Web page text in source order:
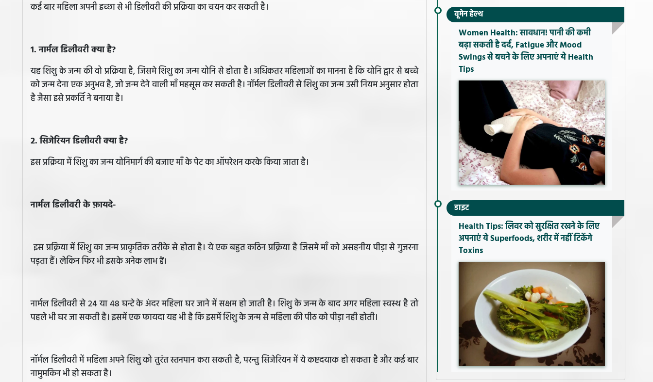
कई बार महिला अपनी इच्छा से भी डिलीवरी की प्रक्रिया का चयन कर सकती है।
1. नार्मल डिलीवरी क्या है?
यह शिशु के जन्म की वो प्रक्रिया है, जिसमे शिशु का जन्म योनि से होता है। अधिकतर महिलाओं का मानना है कि योनि द्वार से बच्चे
को जन्म देना एक अनुभव है, जो जन्म देने वाली माँ महसूस कर सकती है। नॉर्मल डिलीवरी से शिशु का जन्म उसी नियम अनुसार होता
है जैसा इसे प्रकर्ति ने बनाया है।
2. सिजेरियन डिलीवरी क्या है?
इस प्रक्रिया में शिशु का जन्म योनिमार्ग की बजाए माँ के पेट का ऑपरेशन करके किया जाता है।
नार्मल डिलीवरी के फ़ायदे-
इस प्रक्रिया में शिशु का जन्म प्राकृतिक तरीके से होता है। ये एक बहुत कठिन प्रक्रिया है जिसमे माँ को असहनीय पीड़ा से गुजरना
पड़ता हैं। लेकिन फिर भी इसके अनेक लाभहैं।
नार्मल डिलीवरी से 24 या 48 घन्टे के अंदर महिला घर जाने में सक्षम हो जाती है। शिशु के जन्म के बाद अगर महिला स्वस्थ है तो
पहले भी घर जा सकती है। इसमें एक फायदा यह भी है कि इसमें शिशु के जन्म से महिला की पीठ को पीड़ा नही होती।
नॉर्मल डिलीवरी में महिला अपने शिशु को तुरंत स्तनपान करा सकती है, परन्तु सिजेरियन में ये कष्टदयाक हो सकता है और कई बार
नामुमकिन भी हो सकता है।
वूमेन हेल्थ
Women Health: सावधान! पानी की कमी
बढ़ा सकती है दर्द, Fatigue और Mood
Swings से बचने के लिए अपनाएं ये Health
Tips
डाइट
Health Tips: लिवर को सुरक्षित रखने के लिए
अपनाएं ये Superfoods, शरीर में नहीं टिकेंगे
Toxins